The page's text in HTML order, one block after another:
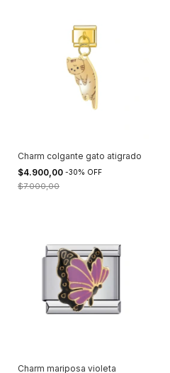
Charm colgante gato atigrado
$4.900,00 -30% OFF
$7.000,00
Charm mariposa violeta